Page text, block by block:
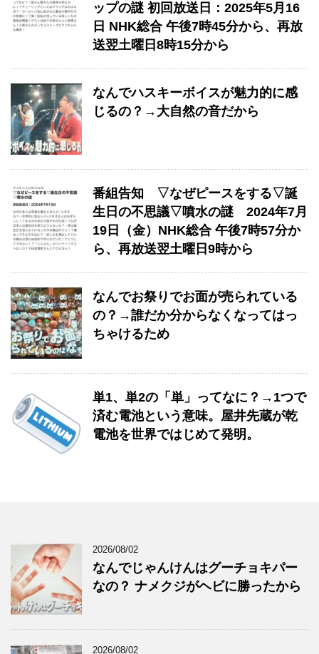
ップの謎 初回放送日：2025年5月16
日 NHK総合 午後7時45分から、再放
送翌土曜日8時15分から
なんでハスキーボイスが魅力的に感
じるの？→大自然の音だから
番組告知 ▽なぜピースをする▽誕
生日の不思議▽噴水の謎 2024年7月
19日（金）NHK総合 午後7時57分か
ら、再放送翌土曜日9時から
なんでお祭りでお面が売られている
の？→誰だか分からなくなってはっ
ちゃけるため
単1、単2の「単」ってなに？→1つで
済む電池という意味。屋井先蔵が乾
電池を世界ではじめて発明。
2026/08/02
なんでじゃんけんはグーチョキパー
なの？ ナメクジがヘビに勝ったから
2026/08/02